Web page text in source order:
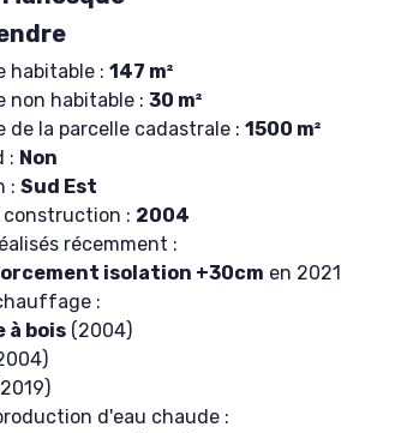
habitable : 147 m²
non habitable : 30 m²
de la parcelle cadastrale : 1500 m²
: Non
: Sud Est
construction : 2004
récemment :
isolation +30cm en 2021
:
à bois (2004)
d'eau chaude :